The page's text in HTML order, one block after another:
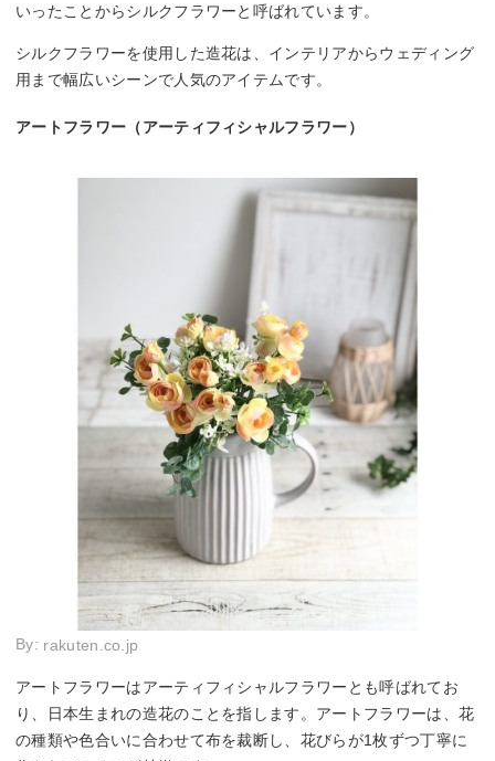
いったことからシルクフラワーと呼ばれています。
シルクフラワーを使用した造花は、インテリアからウェディング
用まで幅広いシーンで人気のアイテムです。
アートフラワー（アーティフィシャルフラワー）
By: rakuten.co.jp
アートフラワーはアーティフィシャルフラワーとも呼ばれてお
り、日本生まれの造花のことを指します。アートフラワーは、花
の種類や色合いに合わせて布を裁断し、花びらが1枚ずつ丁寧に